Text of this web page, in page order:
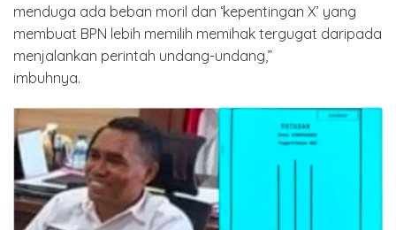
menduga ada beban moril dan ‘kepentingan X’ yang
membuat BPN lebih memilih memihak tergugat daripada
menjalankan perintah undang-undang,”
imbuhnya.